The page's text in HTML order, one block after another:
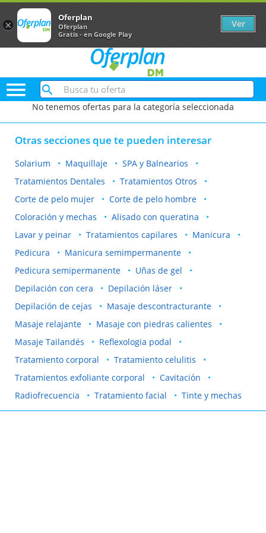

No tenemos ofertas para la categoría seleccionada
Otras secciones que te pueden interesar
Solarium Maquillaje
SPA y Balnearios
Tratamientos Dentales
Tratamientos Otros
Corte de pelo mujer
Corte de pelo hombre
Coloración y mechas
Alisado con queratina
Lavar y peinar
Tratamientos capilares
Manicura
Pedicura
Manicura semimpermanente
Pedicura semipermanente
Uñas de gel
Depilación con cera
Depilación láser
Depilación de cejas
Masaje descontracturante
Masaje relajante
Masaje con piedras calientes
Masaje Tailandés
Reflexologia podal
Tratamiento corporal
Tratamiento celulitis
Tratamientos exfoliante corporal
Cavitación
Radiofrecuencia
Tratamiento facial Tinte y mechas
×
Oferplan
Oferplan
Gratis - en Google Play
Ver